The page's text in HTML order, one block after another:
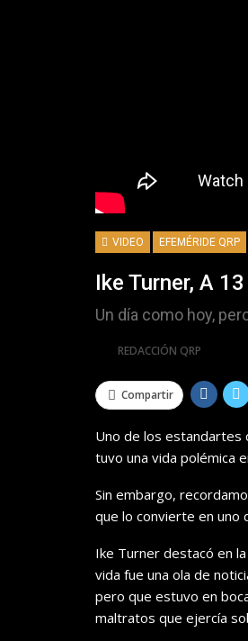
VIDEO EFEMÉRIDE QRP
Ike Turner, A
Un día como hoy,
REDACCIÓN QRP
Compartir
Uno de los estandartes
tuvo una vida polémica
Sin embargo,
que lo convierte en uno
Ike Turner destacó en
vida fue una ola de
pero que estuvo en
maltratos que ejercía